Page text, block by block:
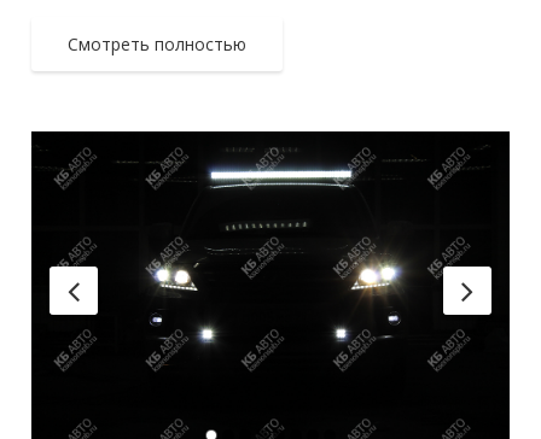
Смотреть полностью